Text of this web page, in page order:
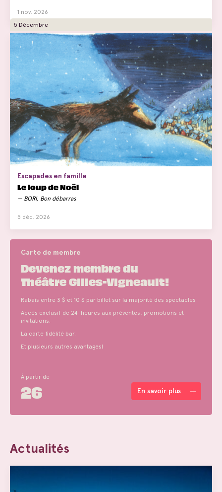
1 nov. 2026
5 Décembre
Escapades en famille
Le loup de Noël
BORI, Bon débarras
5 déc. 2026
Carte de membre
Devenez membre du
Théâtre Gilles-Vigneault!
Rabais entre 3 $ et 10 $ par billet sur la majorité des spectacles
Accès exclusif de 24 heures aux préventes, promotions et
invitations.
La carte fidélité bar.
Et plusieurs autres avantages!
À partir de
26 En savoir plus
Actualités